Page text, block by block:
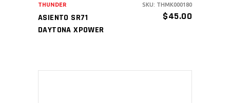
ASIENTO SR71
DAYTONA XPOWER
$45.00
THUNDER SKU: THMK000180